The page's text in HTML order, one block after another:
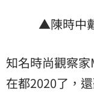
▲陳時中
知名時尚觀察
在都2020了，